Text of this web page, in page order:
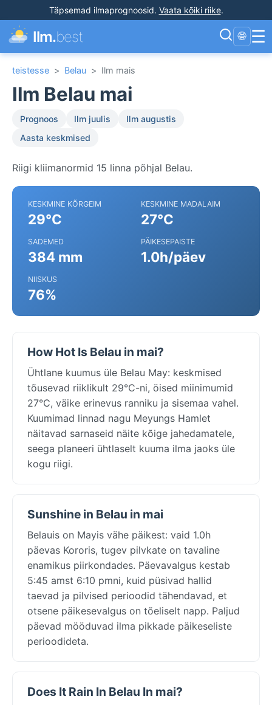
Täpsemad ilmaprognoosid. Vaata kõiki riike.
Ilm.best 🌐 ☰
teistesse > Belau > Ilm mais
Ilm Belau mai
Prognoos Ilm juulis
Ilm augustis
Aasta keskmised
Riigi kliimanormid 15 linna põhjal Belau.
KESKMINE KÕRGEIM
29°C
KESKMINE MADALAIM
27°C
SADEMED
384 mm
PÄIKESEPAISTE
1.0h/päev
NIISKUS
76%
How Hot Is Belau in mai?
Ühtlane kuumus üle Belau May: keskmised
tõusevad riiklikult 29°C-ni, öised miinimumid
27°C, väike erinevus ranniku ja sisemaa vahel.
Kuumimad linnad nagu Meyungs Hamlet
näitavad sarnaseid näite kõige jahedamatele,
seega planeeri ühtlaselt kuuma ilma jaoks üle
kogu riigi.
Sunshine in Belau in mai
Belauis on Mayis vähe päikest: vaid 1.0h
päevas Kororis, tugev pilvkate on tavaline
enamikus piirkondades. Päevavalgus kestab
5:45 amst 6:10 pmni, kuid püsivad hallid
taevad ja pilvised perioodid tähendavad, et
otsene päikesevalgus on tõeliselt napp. Paljud
päevad mööduvad ilma pikkade päikeseliste
perioodideta.
Does It Rain In Belau In mai?